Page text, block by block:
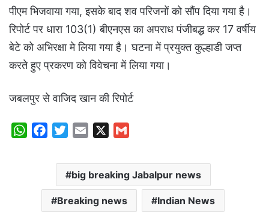
पीएम भिजवाया गया, इसके बाद शव परिजनों को सौंप दिया गया है।
रिपोर्ट पर धारा 103(1) बीएनएस का अपराध पंजीबद्ध कर 17 वर्षीय
बेटे को अभिरक्षा मे लिया गया है। घटना में प्रयुक्त कुल्हाडी जप्त
करते हुए प्रकरण को विवेचना में लिया गया।
जबलपुर से वाजिद खान की रिपोर्ट
W
b
o
i
t
t
e
a
i
l
a
i
l
big breaking Jabalpur news
Breaking news Indian News